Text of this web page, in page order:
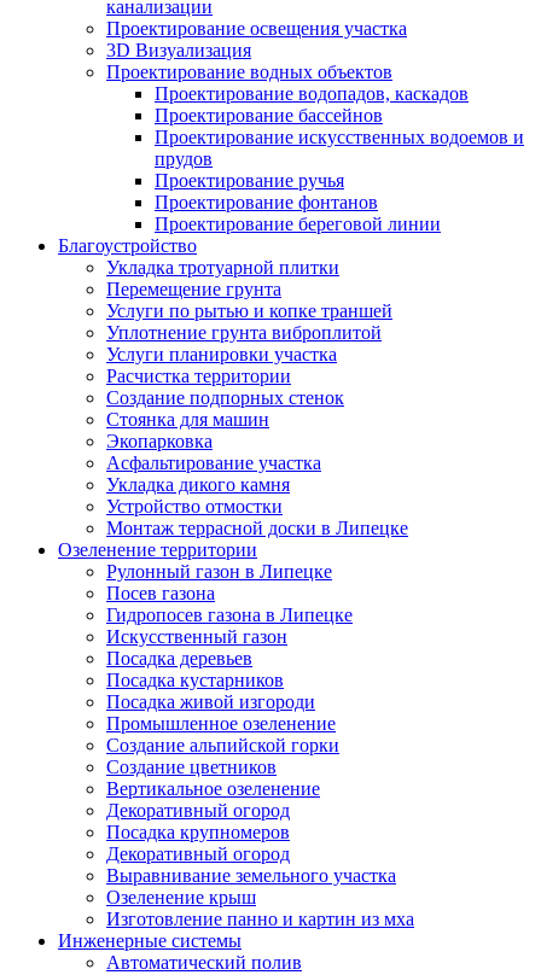
рулонного
газона под
ключ на
подготовленное
основание.
м.кв. от0₽ прикатывание,
рекомендации по
Устройство
рулонного
газона под
ключ с заменой
грунта 5-6 см.
м.кв.
Рулонный газон,
доставка газона,
планировка,
прикатывание и
Устройство
рулонного
газона под
ключ с срезкой
верхнего слоя.
м.кв.
прикатывание,
Устройство
посевного
газона
#colspan#
Устройство
посевного
газона под
ключ на
подготовленное
основание.
м.кв.
Устройство
посевного
газона под
ключ с заменой
грунта 10см.
м.кв. от0₽ посев
Устройство
мавританского
канализации
Проектирование освещения участка
3D Визуализация
Проектирование водных объектов
Проектирование водопадов, каскадов
Проектирование бассейнов
Проектирование искусственных водоемов и
прудов
Проектирование ручья
Проектирование фонтанов
Проектирование береговой линии
Благоустройство
Укладка тротуарной плитки
Перемещение грунта
Услуги по рытью и копке траншей
Уплотнение грунта виброплитой
Услуги планировки участка
Расчистка территории
Создание подпорных стенок
Стоянка для машин
Экопарковка
Асфальтирование участка
Укладка дикого камня
Устройство отмостки
Монтаж террасной доски в Липецке
Озеленение территории
Рулонный газон в Липецке
Посев газона
Гидропосев газона в Липецке
Искусственный газон
Посадка деревьев
Посадка кустарников
Посадка живой изгороди
Промышленное озеленение
Создание альпийской горки
Создание цветников
Вертикальное озеленение
Декоративный огород
Посадка крупномеров
Декоративный огород
Выравнивание земельного участка
Озеленение крыш
Изготовление панно и картин из мха
Инженерные системы
Автоматический полив